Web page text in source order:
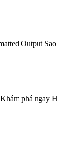
Output
phá ngay